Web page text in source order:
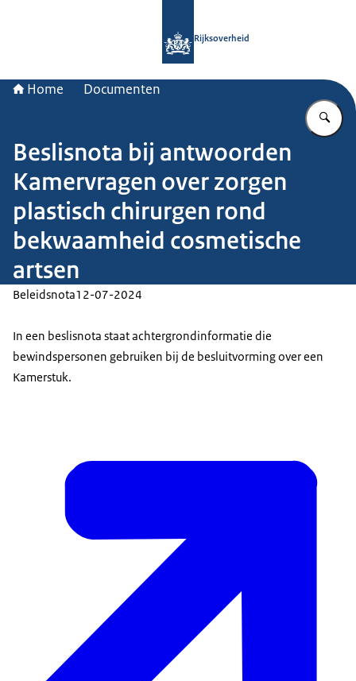
Rijksoverheid
Home Documenten
Beslisnota bij antwoorden
Kamervragen over zorgen
plastisch chirurgen rond
bekwaamheid cosmetische
artsen
Beleidsnota12-07-2024
In een beslisnota staat achtergrondinformatie die
bewindspersonen gebruiken bij de besluitvorming over een
Kamerstuk.